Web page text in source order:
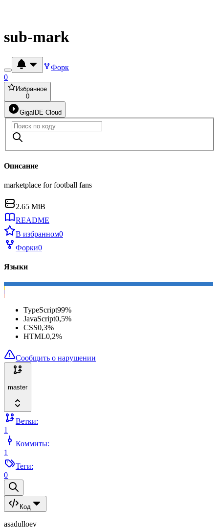
sub-mark
Форк
0
Избранное
0
GigaIDE Cloud
Описание
marketplace for football fans
2.65 MiB
README
В избранном0
Форки0
Языки
TypeScript99%
JavaScript0,5%
CSS0,3%
HTML0,2%
Сообщить о нарушении
master
Ветки:
1
Коммиты:
1
Теги:
0
Код
asadulloev